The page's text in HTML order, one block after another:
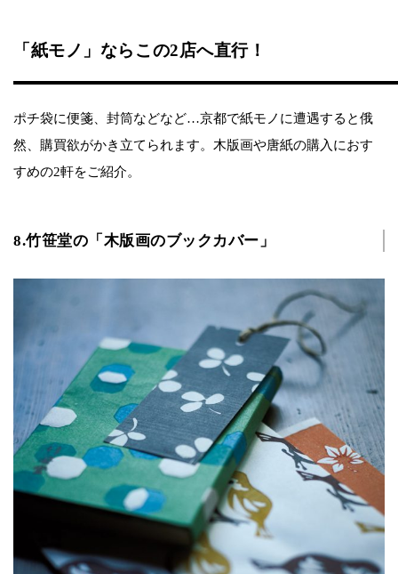
「紙モノ」ならこの2店へ直行！
ポチ袋に便箋、封筒などなど…京都で紙モノに遭遇すると俄
然、購買欲がかき立てられます。木版画や唐紙の購入におす
すめの2軒をご紹介。
8.竹笹堂の「木版画のブックカバー」